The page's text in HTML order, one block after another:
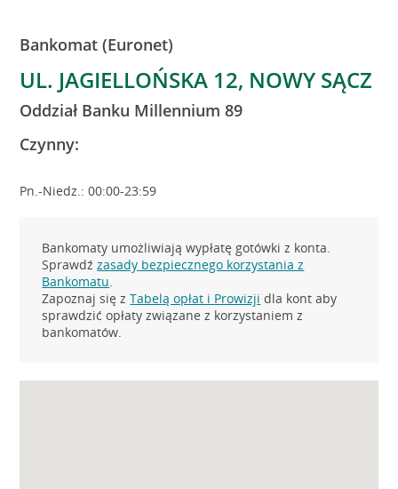
Bankomat (Euronet)
UL. JAGIELLOŃSKA 12, NOWY SĄCZ
Oddział Banku Millennium 89
Czynny:
Pn.-Niedz.: 00:00-23:59
Bankomaty umożliwiają wypłatę gotówki z konta.
Sprawdźzasady bezpiecznego korzystania z
Bankomatu.
Zapoznaj się zTabelą opłat i Prowizji dla kont aby
sprawdzić opłaty związane z korzystaniem z
bankomatów.